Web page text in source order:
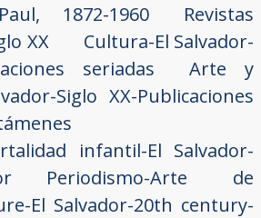
1872-1960
Revistas
XX
Cultura-El Salvador-
seriadas
Arte y
Siglo XX-Publicaciones
infantil-El Salvador-
Periodismo-Arte de
El Salvador-20th century-